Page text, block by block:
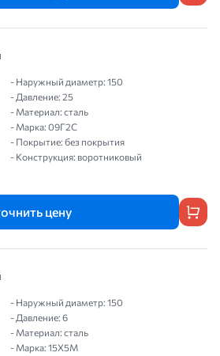
- Наружный диаметр: 150
- Давление: 25
- Материал: сталь
- Марка: 09Г2С
- Покрытие: без покрытия
- Конструкция: воротниковый
цену
- Наружный диаметр: 150
- Давление: 6
- Материал: сталь
- Марка: 15Х5М